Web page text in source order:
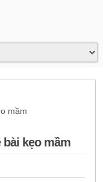
mầm
bài kẹo mầm